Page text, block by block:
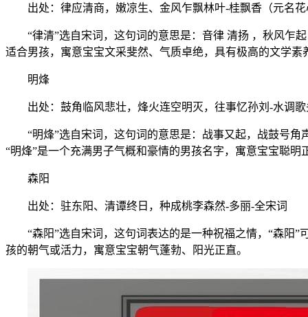
出处：律应清商，嫩凉生、金风乍飘林叶-桂飘香（元名花
“律清”选自宋词，这句词的意思是：音律 清扬 ，秋风乍起
适合男孩，寓意宝宝文采斐然、气质卓绝，具有极高的文学素
明烽
出处：鼓角临风悲壮，烽火连空明灭，往事忆孙刘-水调歌
“明烽”选自宋词，这句词的意思是：战事又起，战鼓号角
“明烽”是一个充满男子气概和豪情的男孩名字，寓意宝宝聪明
森阳
出处：驻东阳、清谭终日，种成桃李森然-多丽-全宋词
“森阳”选自宋词，这句词表达的是一种祝福之情，“森阳”
孩的朝气或活力，寓意宝宝朝气蓬勃、阳光正直。